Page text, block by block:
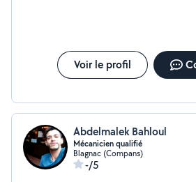
Voir le profil
Abdelmalek Bahloul
Mécanicien qualifié
Blagnac (Compans)
-/5